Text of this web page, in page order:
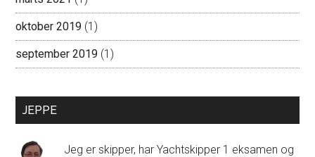
oktober 2019 (1)
september 2019 (1)
JEPPE
Jeg er skipper, har Yachtskipper 1 eksamen og